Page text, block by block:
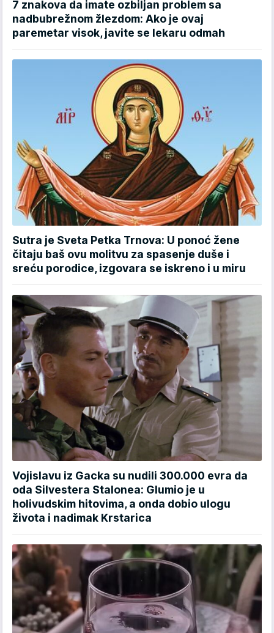
7 znakova da imate ozbiljan problem sa
nadbubrežnom žlezdom: Ako je ovaj
paremetar visok, javite se lekaru odmah
Sutra je Sveta Petka Trnova: U ponoć žene
čitaju baš ovu molitvu za spasenje duše i
sreću porodice, izgovara se iskreno i u miru
Vojislavu iz Gacka su nudili 300.000 evra da
oda Silvestera Stalonea: Glumio je u
holivudskim hitovima, a onda dobio ulogu
života i nadimak Krstarica